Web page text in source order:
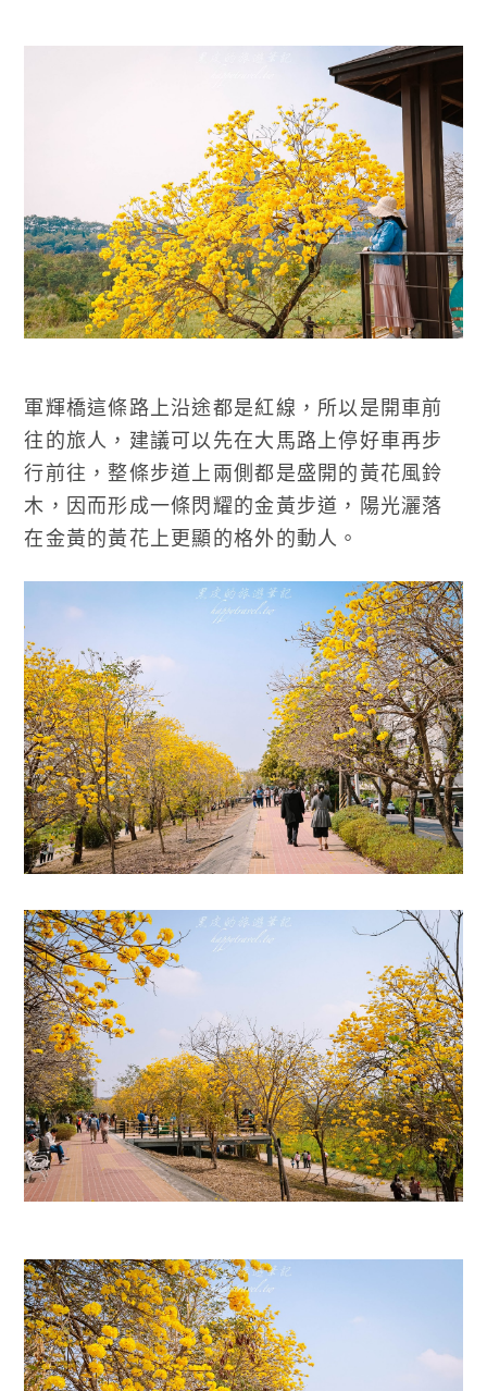
軍輝橋這條路上沿途都是紅線，所以是開車前
往的旅人，建議可以先在大馬路上停好車再步
行前往，整條步道上兩側都是盛開的黃花風鈴
木，因而形成一條閃耀的金黃步道，陽光灑落
在金黃的黃花上更顯的格外的動人。